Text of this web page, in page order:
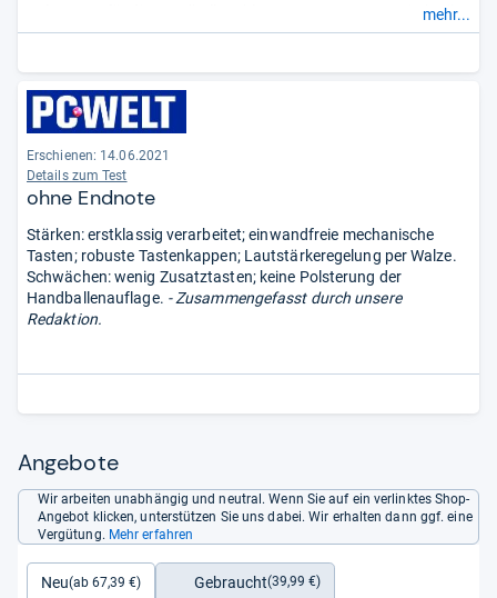
Polsterung für die Handballenablage. Razers Green-Switch gibt
am Auslösepunkt (1,9 mm) ein spür- und hörbares Feedback,
Anschlag nach 4,0 mm durchgedrückt werden.“
mehr...
Erschienen: 14.06.2021
Details zum Test
ohne Endnote
Stärken: erstklassig verarbeitet; einwandfreie mechanische
Tasten; robuste Tastenkappen; Lautstärkeregelung per Walze.
Schwächen: wenig Zusatztasten; keine Polsterung der
Handballenauflage. - Zusammengefasst durch unsere
Redaktion.
Angebote
Wir arbeiten unabhängig und neutral. Wenn Sie auf ein verlinktes Shop-
Angebot klicken, unterstützen Sie uns dabei. Wir erhalten dann ggf. eine
Vergütung. Mehr erfahren
Neu(ab 67,39 €) Gebraucht(39,99 €)